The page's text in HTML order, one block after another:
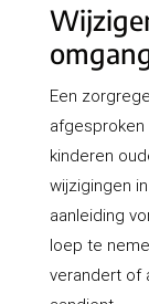
Een
afgesproken
kinderen
wijzigingen
aanleiding
loep te
verandert of